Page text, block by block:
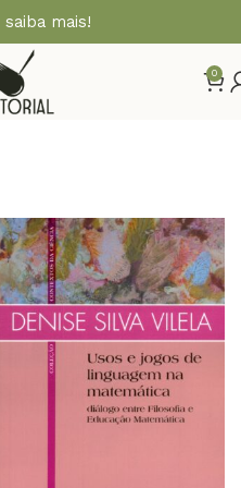
saiba mais!
0